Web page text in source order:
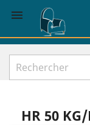

HR 50